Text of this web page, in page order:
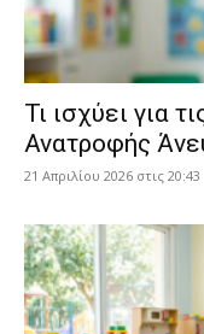
​Τι ισχύει για
Ανατροφής
21 Απριλίου 2026 στις 20:43